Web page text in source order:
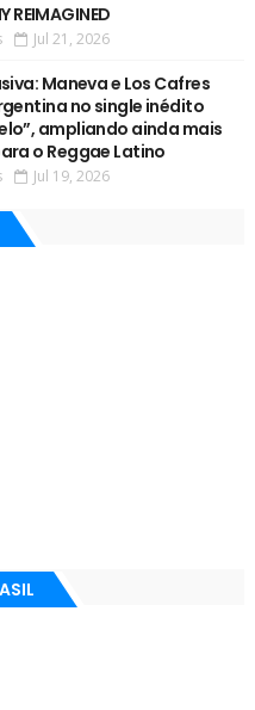
REIMAGINED
Jul 21, 2026
Maneva e Los Cafres
no single inédito
ampliando ainda mais
o Reggae Latino
Jul 19, 2026